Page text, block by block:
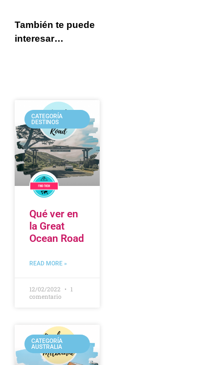
También te puede
interesar…
CATEGORÍA
DESTINOS
Qué ver en
la Great
Ocean Road
READ MORE »
12/02/2022
1
comentario
CATEGORÍA
AUSTRALIA